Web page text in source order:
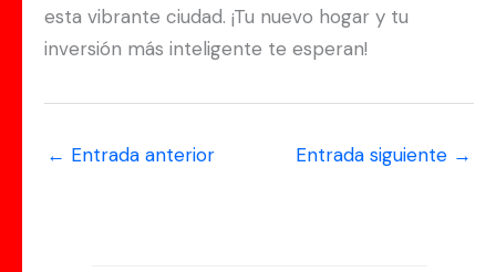
esta vibrante ciudad. ¡Tu nuevo hogar y tu
inversión más inteligente te esperan!
← Entrada anterior Entrada siguiente →